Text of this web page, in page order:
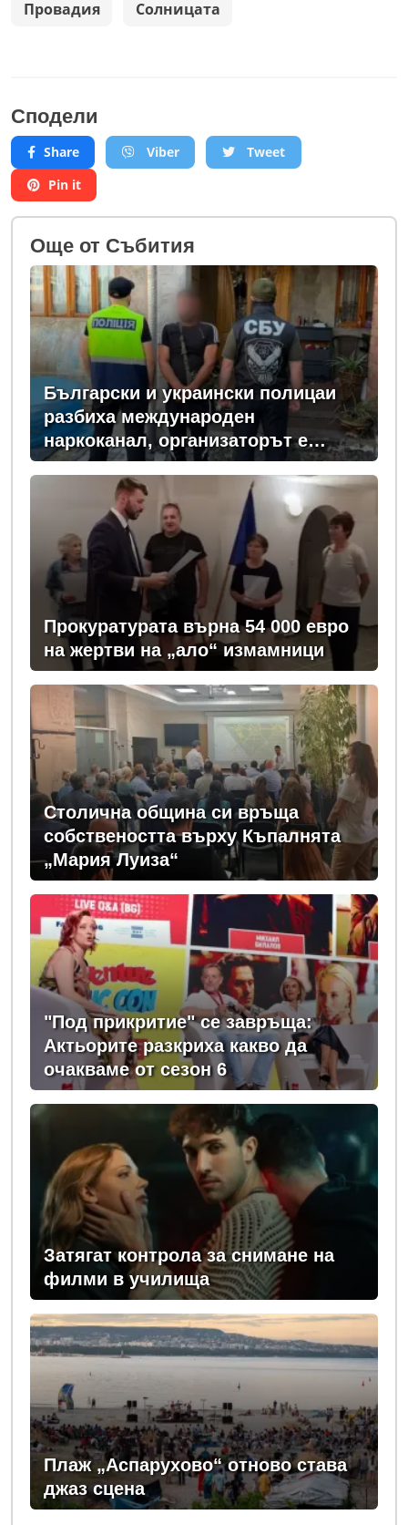
Провадия Солницата
Сподели
Share Viber
Tweet
Pin it
Oще от Събития
Български и украински полицаи
разбиха международен
наркоканал, организаторът е
задържан у нас
Прокуратурата върна 54 000 евро
на жертви на „ало“ измамници
Столична община си връща
собствеността върху Къпалнята
„Мария Луиза“
"Под прикритие" се завръща:
Актьорите разкриха какво да
очакваме от сезон 6
Затягат контрола за снимане на
филми в училища
Плаж „Аспарухово“ отново става
джаз сцена